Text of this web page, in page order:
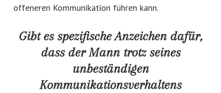
offeneren Kommunikation führen kann.
Gibt es spezifische Anzeichen dafür,
dass der Mann trotz seines
unbeständigen
Kommunikationsverhaltens